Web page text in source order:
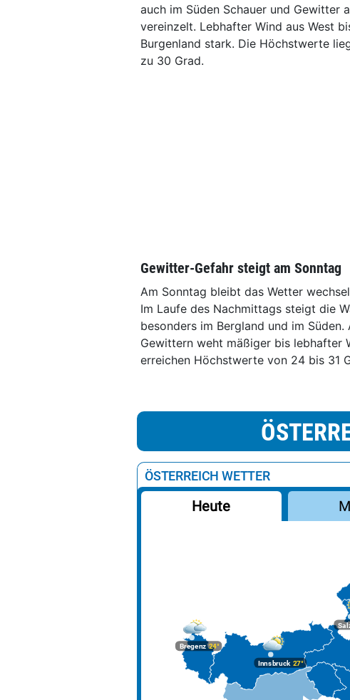
auch im Süden Schauer und Gewitter
vereinzelt. Lebhafter Wind aus West
Burgenland stark. Die Höchstwerte
zu 30 Grad.
Gewitter-Gefahr steigt am Sonntag
Am Sonntag bleibt das Wetter
Im Laufe des Nachmittags steigt die
besonders im Bergland und im
Gewittern weht mäßiger bis lebhafter
erreichen Höchstwerte von 24 bis 31
ÖSTERREICH WETTER
Heute
Bregenz24°
Innsbruck27°